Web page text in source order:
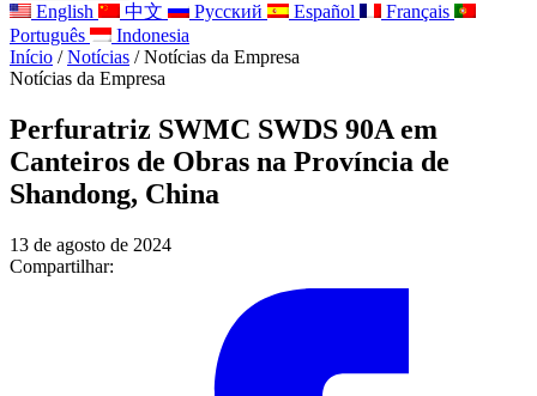
English 中文 Русский Español
Français
Português
Indonesia
Início / Notícias / Notícias da Empresa
Notícias da Empresa
Perfuratriz SWMC SWDS 90A em
Canteiros de Obras na Província de
Shandong, China
13 de agosto de 2024
Compartilhar: